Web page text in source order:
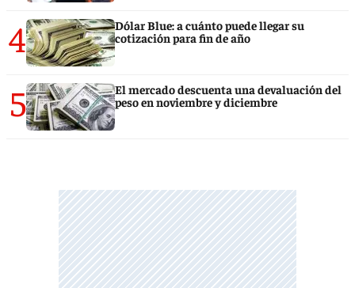
4
Dólar Blue: a cuánto puede llegar su
cotización para fin de año
5
El mercado descuenta una devaluación del
peso en noviembre y diciembre